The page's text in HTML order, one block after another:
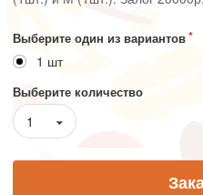
Выберите один из вариантов
1 шт
Выберите количество
1